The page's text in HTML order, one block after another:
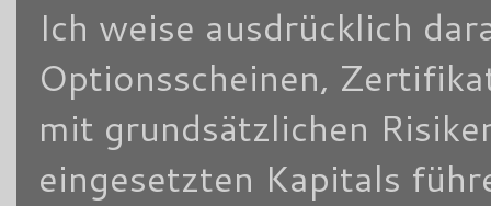
Ich weise ausdrücklich
Optionsscheinen,
mit grundsätzlichen
eingesetzten Kapitals